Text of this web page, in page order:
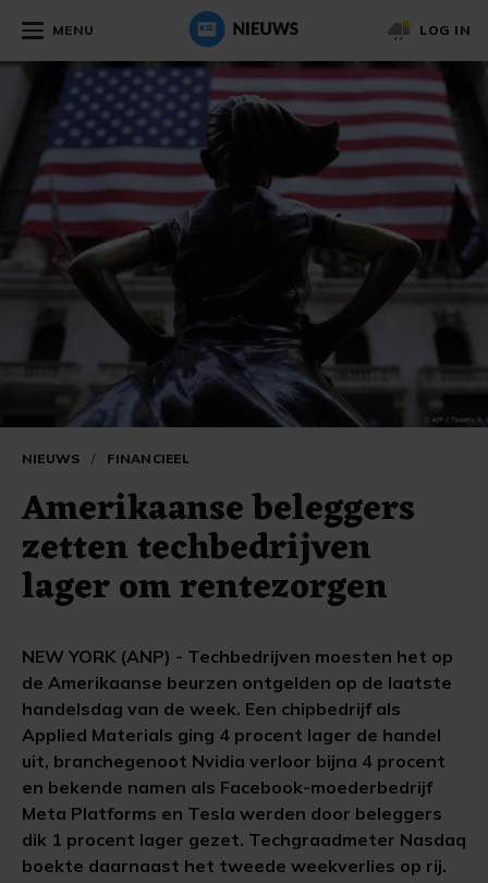
MENU LOG IN
NIEUWS / FINANCIEEL
Amerikaanse beleggers
zetten techbedrijven
lager om rentezorgen
NEW YORK (ANP) - Techbedrijven moesten het op
de Amerikaanse beurzen ontgelden op de laatste
handelsdag van de week. Een chipbedrijf als
Applied Materials ging 4 procent lager de handel
uit, branchegenoot Nvidia verloor bijna 4 procent
en bekende namen als Facebook-moederbedrijf
Meta Platforms en Tesla werden door beleggers
dik 1 procent lager gezet. Techgraadmeter Nasdaq
boekte daarnaast het tweede weekverlies op rij.